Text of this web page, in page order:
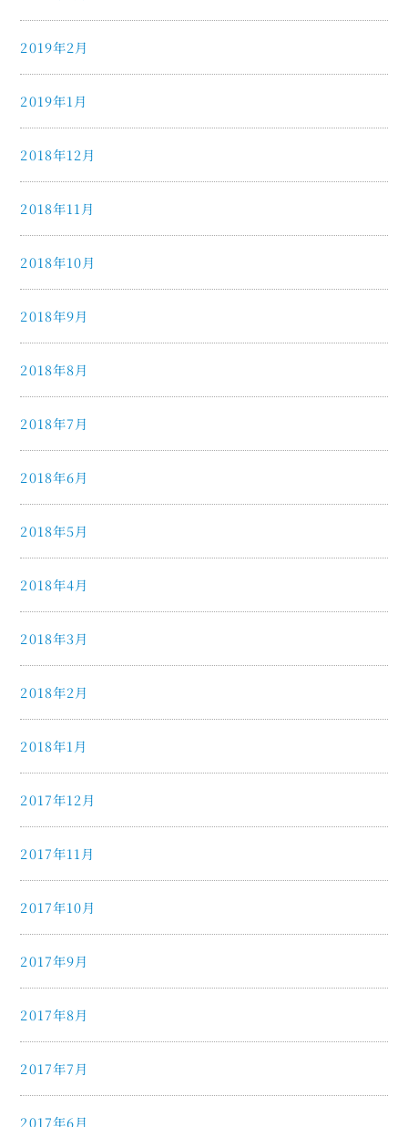
2019年2月
2019年1月
2018年12月
2018年11月
2018年10月
2018年9月
2018年8月
2018年7月
2018年6月
2018年5月
2018年4月
2018年3月
2018年2月
2018年1月
2017年12月
2017年11月
2017年10月
2017年9月
2017年8月
2017年7月
2017年6月